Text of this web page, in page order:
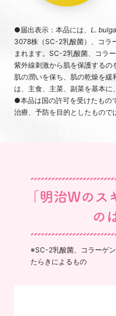
●届出表示：本品には、 L.
3078株（SC-2乳酸菌）、コラ
まれます。SC-2乳酸菌、コラ
紫外線刺激から肌を保護するの
肌の潤いを保ち、肌の乾燥を
は、主食、主菜、副菜を基本に
●本品は国の許可を受けたもの
治療、予防を目的としたもので
※SC-2乳酸菌、コラーゲ
たらきによるもの